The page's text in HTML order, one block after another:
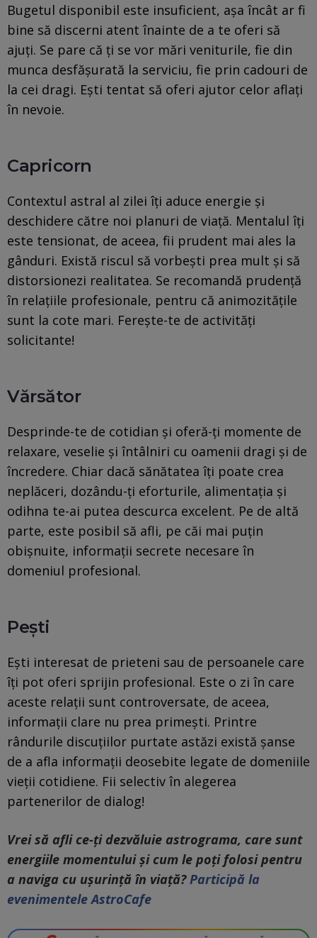
Bugetul disponibil este insuficient, așa încât ar fi
bine să discerni atent înainte de a te oferi să
ajuți. Se pare că ți se vor mări veniturile, fie din
munca desfășurată la serviciu, fie prin cadouri de
la cei dragi. Ești tentat să oferi ajutor celor aflați
în nevoie.
Capricorn
Contextul astral al zilei îți aduce energie și
deschidere către noi planuri de viață. Mentalul îți
este tensionat, de aceea, fii prudent mai ales la
gânduri. Există riscul să vorbești prea mult și să
distorsionezi realitatea. Se recomandă prudență
în relațiile profesionale, pentru că animozitățile
sunt la cote mari. Ferește-te de activități
solicitante!
Vărsător
Desprinde-te de cotidian și oferă-ți momente de
relaxare, veselie și întâlniri cu oamenii dragi și de
încredere. Chiar dacă sănătatea îți poate crea
neplăceri, dozându-ți eforturile, alimentația și
odihna te-ai putea descurca excelent. Pe de altă
parte, este posibil să afli, pe căi mai puțin
obișnuite, informații secrete necesare în
domeniul profesional.
Pești
Ești interesat de prieteni sau de persoanele care
îți pot oferi sprijin profesional. Este o zi în care
aceste relații sunt controversate, de aceea,
informații clare nu prea primești. Printre
rândurile discuțiilor purtate astăzi există șanse
de a afla informații deosebite legate de domeniile
vieții cotidiene. Fii selectiv în alegerea
partenerilor de dialog!
Vrei să afli ce-ți dezvăluie astrograma, care sunt
energiile momentului și cum le poți folosi pentru
a naviga cu ușurință în viață?Participă la
evenimentele AstroCafe